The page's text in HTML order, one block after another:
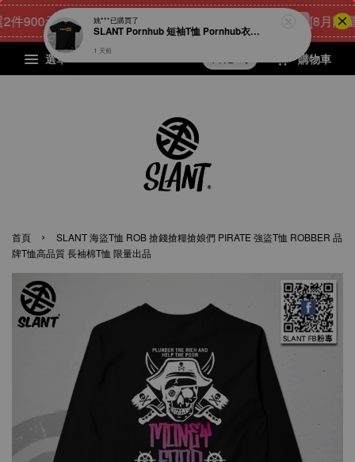
元 點我 立即購 [8月限量
選單 購物車
首頁 ›
SLANT 海盜T恤 ROB 搶錢搶糧搶娘們 PIRATE 強盜T恤 ROBBER 品
牌T恤高品質 長袖棉T恤 限量出品